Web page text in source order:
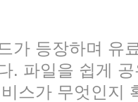
가 등장하며 유
. 파일을 쉽게
스가 무엇인지